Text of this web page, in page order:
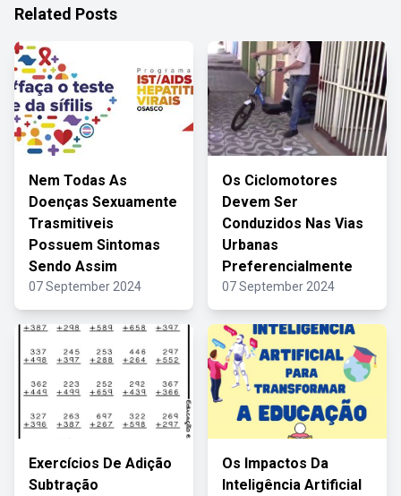
Related Posts
Nem Todas As
Doenças Sexuamente
Trasmitiveis
Possuem Sintomas
Sendo Assim
07 September 2024
Os Ciclomotores
Devem Ser
Conduzidos Nas Vias
Urbanas
Preferencialmente
07 September 2024
Exercícios De Adição
Subtração
Os Impactos Da
Inteligência Artificial